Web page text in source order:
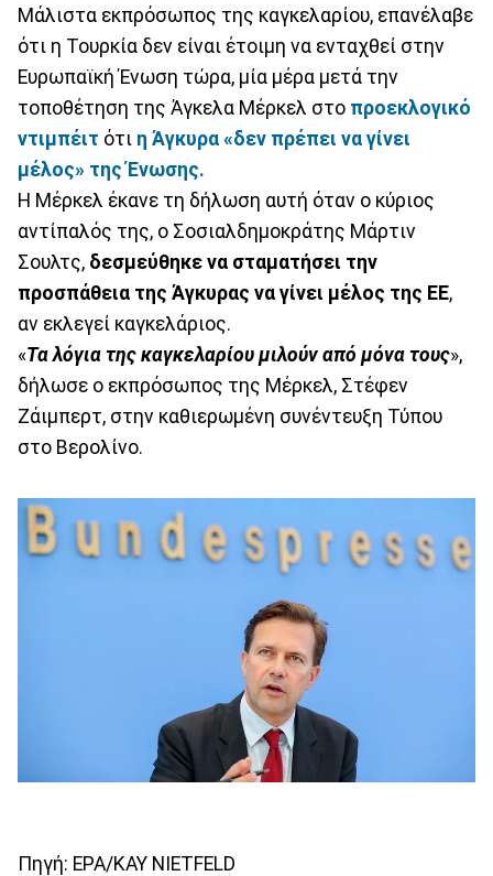
Μάλιστα εκπρόσωπος της καγκελαρίου, επανέλαβε
ότι η Τουρκία δεν είναι έτοιμη να ενταχθεί στην
Ευρωπαϊκή Ένωση τώρα, μία μέρα μετά την
τοποθέτηση της Άγκελα Μέρκελ στο προεκλογικό
ντιμπέιτ ότι η Άγκυρα «δεν πρέπει να γίνει
μέλος» της Ένωσης.
Η Μέρκελ έκανε τη δήλωση αυτή όταν ο κύριος
αντίπαλός της, ο Σοσιαλδημοκράτης Μάρτιν
Σουλτς, δεσμεύθηκε να σταματήσει την
προσπάθεια της Άγκυρας να γίνει μέλος της ΕΕ,
αν εκλεγεί καγκελάριος.
«Τα λόγια της καγκελαρίου μιλούν από μόνα τους»,
δήλωσε ο εκπρόσωπος της Μέρκελ, Στέφεν
Ζάιμπερτ, στην καθιερωμένη συνέντευξη Τύπου
στο Βερολίνο.
Πηγή: EPA/KAY NIETFELD